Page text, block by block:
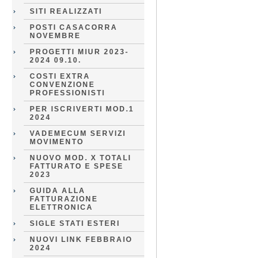
SITI REALIZZATI
POSTI CASACORRA
NOVEMBRE
PROGETTI MIUR 2023-
2024 09.10.
COSTI EXTRA
CONVENZIONE
PROFESSIONISTI
PER ISCRIVERTI MOD.1
2024
VADEMECUM SERVIZI
MOVIMENTO
NUOVO MOD. X TOTALI
FATTURATO E SPESE
2023
GUIDA ALLA
FATTURAZIONE
ELETTRONICA
SIGLE STATI ESTERI
NUOVI LINK FEBBRAIO
2024